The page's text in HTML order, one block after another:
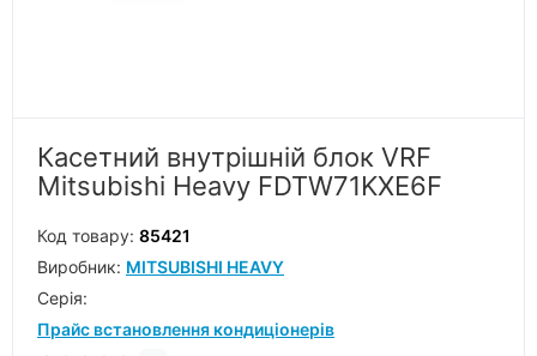
Касетний внутрішній блок VRF
Mitsubishi Heavy FDTW71KXE6F
Код товару: 85421
Виробник: MITSUBISHI HEAVY
Серiя:
Прайс встановлення кондиціонерів